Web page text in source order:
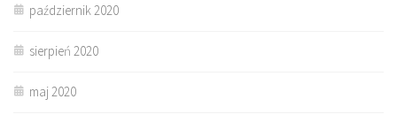
październik 2020
sierpień 2020
maj 2020